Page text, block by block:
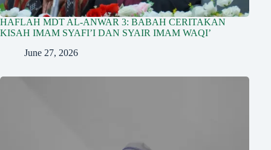
HAFLAH MDT AL-ANWAR 3: BABAH CERITAKAN
KISAH IMAM SYAFI’I DAN SYAIR IMAM WAQI’
June 27, 2026